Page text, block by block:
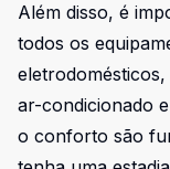
Além disso, é
todos os
ar-condicionado
o conforto são